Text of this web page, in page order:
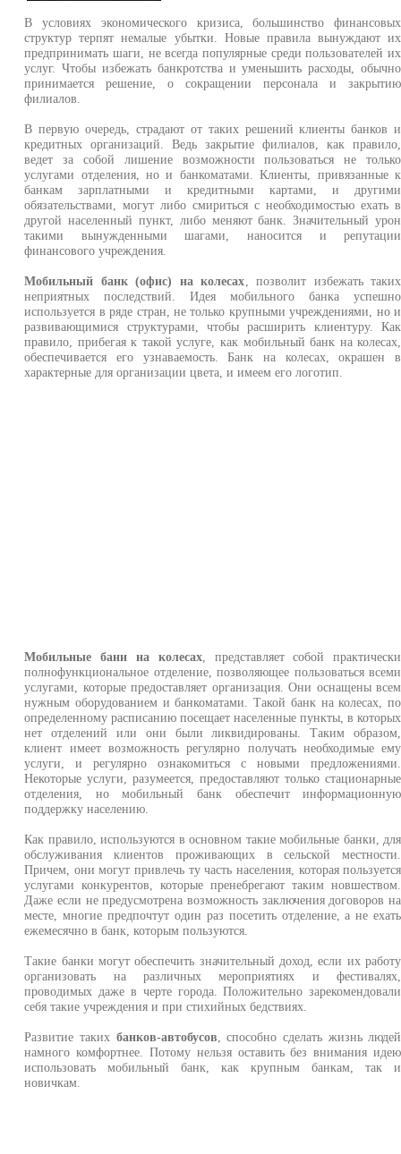
В условиях экономического кризиса, большинство финансовых
структур терпят немалые убытки. Новые правила вынуждают их
предпринимать шаги, не всегда популярные среди пользователей их
услуг. Чтобы избежать банкротства и уменьшить расходы, обычно
принимается решение, о сокращении персонала и закрытию
филиалов.
В первую очередь, страдают от таких решений клиенты банков и
кредитных организаций. Ведь закрытие филиалов, как правило,
ведет за собой лишение возможности пользоваться не только
услугами отделения, но и банкоматами. Клиенты, привязанные к
банкам зарплатными и кредитными картами, и другими
обязательствами, могут либо смириться с необходимостью ехать в
другой населенный пункт, либо меняют банк. Значительный урон
такими вынужденными шагами, наносится и репутации
финансового учреждения.
Мобильный банк (офис) на колесах , позволит избежать таких
неприятных последствий. Идея мобильного банка успешно
используется в ряде стран, не только крупными учреждениями, но и
развивающимися структурами, чтобы расширить клиентуру. Как
правило, прибегая к такой услуге, как мобильный банк на колесах,
обеспечивается его узнаваемость. Банк на колесах, окрашен в
характерные для организации цвета, и имеем его логотип.
Мобильные бани на колесах, представляет собой практически
полнофункциональное отделение, позволяющее пользоваться всеми
услугами, которые предоставляет организация. Они оснащены всем
нужным оборудованием и банкоматами. Такой банк на колесах, по
определенному расписанию посещает населенные пункты, в которых
нет отделений или они были ликвидированы. Таким образом,
клиент имеет возможность регулярно получать необходимые ему
услуги, и регулярно ознакомиться с новыми предложениями.
Некоторые услуги, разумеется, предоставляют только стационарные
отделения, но мобильный банк обеспечит информационную
поддержку населению.
Как правило, используются в основном такие мобильные банки, для
обслуживания клиентов проживающих в сельской местности.
Причем, они могут привлечь ту часть населения, которая пользуется
услугами конкурентов, которые пренебрегают таким новшеством.
Даже если не предусмотрена возможность заключения договоров на
месте, многие предпочтут один раз посетить отделение, а не ехать
ежемесячно в банк, которым пользуются.
Такие банки могут обеспечить значительный доход, если их работу
организовать на различных мероприятиях и фестивалях,
проводимых даже в черте города. Положительно зарекомендовали
себя такие учреждения и при стихийных бедствиях.
Развитие таких банков-автобусов , способно сделать жизнь людей
намного комфортнее. Потому нельзя оставить без внимания идею
использовать мобильный банк, как крупным банкам, так и
новичкам.